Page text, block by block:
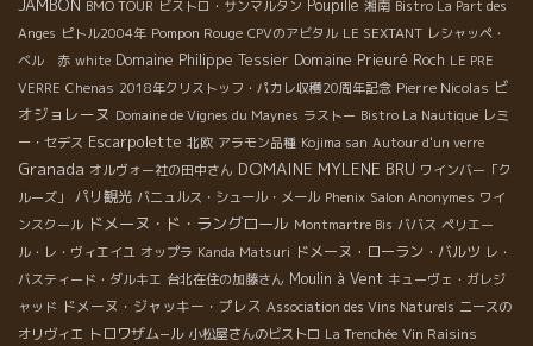
JAMBON BMO TOUR ビストロ・サンマルタン Poupille 湘南 Bistro La Part des
Anges ピトル2004年 Pompon Rouge CPVのアビタル LE SEXTANT レシャッペ・
ベル 赤 white Domaine Philippe Tessier Domaine Prieuré Roch LE PRE
VERRE Chenas 2018年クリストッフ・パカレ収穫20周年記念 Pierre Nicolas ビ
オジョレーヌ Domaine de Vignes du Maynes ラストー Bistro La Nautique レミ
ー・セデス Escarpolette 北欧 アラモン品種 Kojima san Autour d'un verre
Granada オルヴォー社の田中さん DOMAINE MYLENE BRU ワインバー「ク
ルーズ」
パリ観光 バニュルス・シュール・メール Phenix Salon Anonymes ワイ
ンスクール ドメーヌ・ド・ラングロール Montmartre Bis ババス ペリエー
ル・レ・ヴィエイユ オップラ Kanda Matsuri ドメーヌ・ローラン・バルツ レ・
バスティード・ダルキエ 台北在住の加藤さん Moulin à Vent キューヴェ・ガレジ
ャッド ドメーヌ・ジャッキー・プレス Association des Vins Naturels ニースの
オリヴィエ トロワザム−ル 小松屋さんのビストロ La Trenchée Vin Raisins